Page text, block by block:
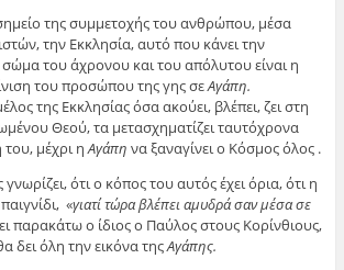
της συμμετοχής του ανθρώπου, μέσα
την Εκκλησία, αυτό που κάνει την
σώμα του άχρονου και του απόλυτου είναι η
του προσώπου της γης σεΑγάπη.
της Εκκλησίας όσα ακούει, βλέπει, ζει στη
Θεού, τα μετασχηματίζει ταυτόχρονα
μέχρι ηΑγάπη να ξαναγίνει ο Κόσμος όλος .
ότι ο κόπος του αυτός έχει όρια, ότι η
«γιατί τώρα βλέπει αμυδρά σαν μέσα σε
παρακάτω ο ίδιος ο Παύλος στους Κορίνθιους,
δει όλη την εικόνα τηςΑγάπης.